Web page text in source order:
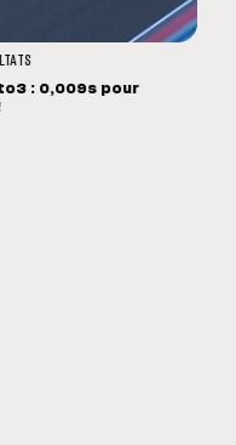
: 0,009s pour